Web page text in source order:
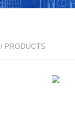
/ PRODUCTS